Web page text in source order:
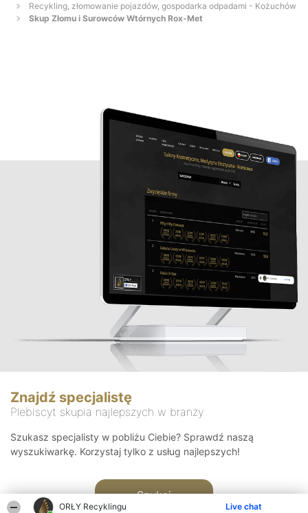
ORŁY Recyklingu Live chat
Recykling, złomowanie pojazdów, gospodarka odpadami - Kożuchów
Skup Złomu i Surowców Wtórnych Rox-Met
Znajdź specjalistę
Plebiscyt skupia najlepszych w branży
Szukasz specjalisty w pobliżu Ciebie? Sprawdź naszą
wyszukiwarkę. Korzystaj tylko z usług najlepszych!
Szukaj